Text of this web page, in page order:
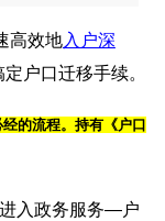
高效地入户深
户口迁移手续。
的流程。持有《户口
进入政务服务—户